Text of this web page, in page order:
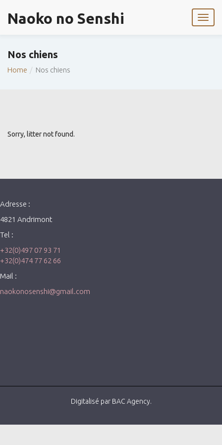
Naoko no Senshi
Nos chiens
Home Nos chiens
Sorry, litter not found.
Adresse :
4821 Andrimont
Tel :
+32(0)497 07 93 71
+32(0)474 77 62 66
Mail :
naokonosenshi@gmail.com
Digitalisé par BAC Agency.